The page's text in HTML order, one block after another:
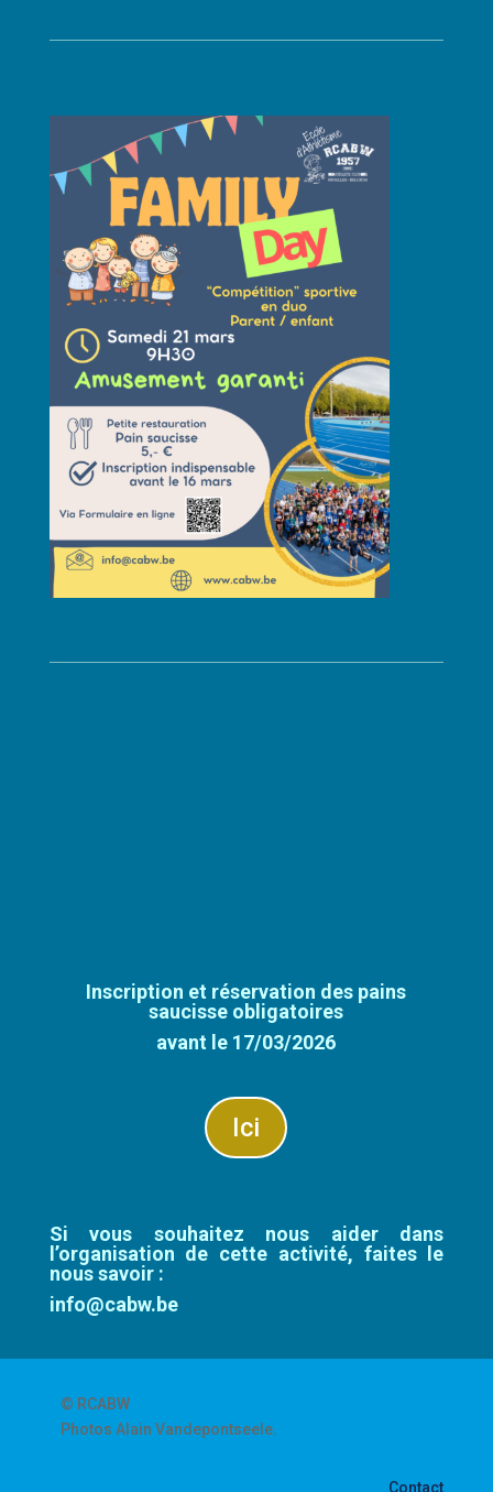
Inscription et réservation des pains
saucisse obligatoires
avant le 17/03/2026
Ici
Si vous souhaitez nous aider dans
l’organisation de cette activité, faites le
nous savoir :
info@cabw.be
© RCABW
Photos Alain Vandepontseele.
Contact